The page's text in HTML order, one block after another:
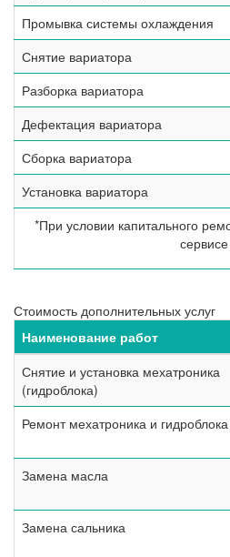
Промывка системы охлаждения
Снятие вариатора
Разборка вариатора
Дефектация вариатора
Сборка вариатора
Установка вариатора
*При условии капитального
сервисе
Стоимость дополнительных услуг
Наименование работ
Снятие и установка мехатроника
(гидроблока)
Ремонт мехатроника и гидроблока
Замена масла
Замена сальника